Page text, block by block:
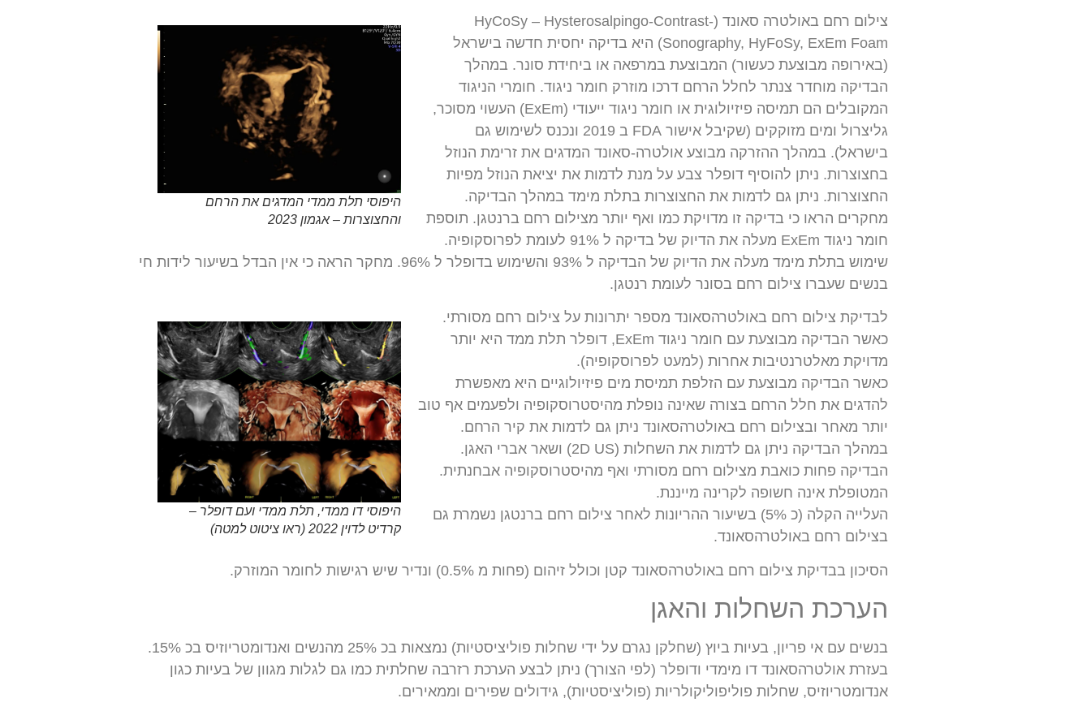
היפוסי תלת ממדי המדגים את הרחם
והחצוצרות – אגמון 2023
צילום רחם באולטרה סאונד (HyCoSy – Hysterosalpingo-Contrast-
Sonography, HyFoSy, ExEm Foam) היא בדיקה יחסית חדשה בישראל
(באירופה מבוצעת כעשור) המבוצעת במרפאה או ביחידת סונר. במהלך
הבדיקה מוחדר צנתר לחלל הרחם דרכו מוזרק חומר ניגוד. חומרי הניגוד
המקובלים הם תמיסה פיזיולוגית או חומר ניגוד ייעודי (ExEm) העשוי מסוכר,
גליצרול ומים מזוקקים (שקיבל אישור FDA ב 2019 ונכנס לשימוש גם
בישראל). במהלך ההזרקה מבוצע אולטרה-סאונד המדגים את זרימת הנוזל
בחצוצרות. ניתן להוסיף דופלר צבע על מנת לדמות את יציאת הנוזל מפיות
החצוצרות. ניתן גם לדמות את החצוצרות בתלת מימד במהלך הבדיקה.
מחקרים הראו כי בדיקה זו מדויקת כמו ואף יותר מצילום רחם ברנטגן. תוספת
חומר ניגוד ExEm מעלה את הדיוק של בדיקה ל 91% לעומת לפרוסקופיה.
שימוש בתלת מימד מעלה את הדיוק של הבדיקה ל 93% והשימוש בדופלר ל 96%. מחקר הראה כי אין הבדל בשיעור לידות חי
בנשים שעברו צילום רחם בסונר לעומת רנטגן.
היפוסי דו ממדי, תלת ממדי ועם דופלר –
קרדיט לדוין 2022 (ראו ציטוט למטה)
לבדיקת צילום רחם באולטרהסאונד מספר יתרונות על צילום רחם מסורתי.
כאשר הבדיקה מבוצעת עם חומר ניגוד ExEm, דופלר תלת ממד היא יותר
מדויקת מאלטרנטיבות אחרות (למעט לפרוסקופיה).
כאשר הבדיקה מבוצעת עם הזלפת תמיסת מים פיזיולוגיים היא מאפשרת
להדגים את חלל הרחם בצורה שאינה נופלת מהיסטרוסקופיה ולפעמים אף טוב
יותר מאחר ובצילום רחם באולטרהסאונד ניתן גם לדמות את קיר הרחם.
במהלך הבדיקה ניתן גם לדמות את השחלות (2D US) ושאר אברי האגן.
הבדיקה פחות כואבת מצילום רחם מסורתי ואף מהיסטרוסקופיה אבחנתית.
המטופלת אינה חשופה לקרינה מייננת.
העלייה הקלה (כ 5%) בשיעור ההריונות לאחר צילום רחם ברנטגן נשמרת גם
בצילום רחם באולטרהסאונד.
הסיכון בבדיקת צילום רחם באולטרהסאונד קטן וכולל זיהום (פחות מ 0.5%) ונדיר שיש רגישות לחומר המוזרק.
הערכת השחלות והאגן
בנשים עם אי פריון, בעיות ביוץ (שחלקן נגרם על ידי שחלות פוליציסטיות) נמצאות בכ 25% מהנשים ואנדומטריוזיס בכ 15%.
בעזרת אולטרהסאונד דו מימדי ודופלר (לפי הצורך) ניתן לבצע הערכת רזרבה שחלתית כמו גם לגלות מגוון של בעיות כגון
אנדומטריוזיס, שחלות פוליפוליקולריות (פוליציסטיות), גידולים שפירים וממאירים.